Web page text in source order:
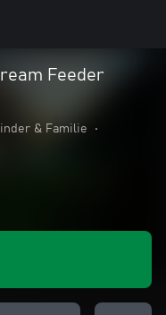
Feeder
& Familie
•